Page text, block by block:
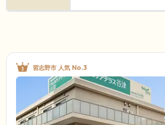
習志野市 人気 No.3